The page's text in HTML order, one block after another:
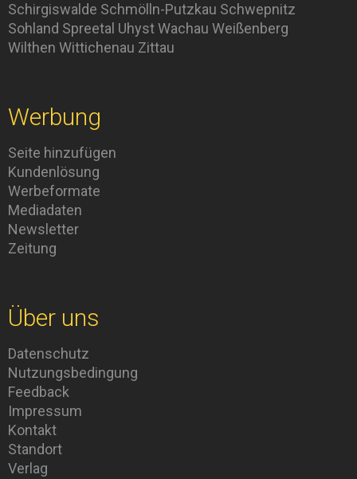
Schirgiswalde Schmölln-Putzkau Schwepnitz
Sohland Spreetal UhystWachau Weißenberg
Wilthen Wittichenau Zittau
Werbung
Seite hinzufügen
Kundenlösung
Werbeformate
Mediadaten
Newsletter
Zeitung
Über uns
Datenschutz
Nutzungsbedingung
Feedback
Impressum
Kontakt
Standort
Verlag